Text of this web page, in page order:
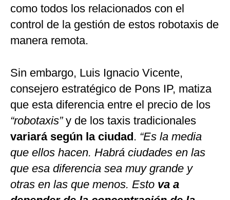
como todos los relacionados con el
control de la gestión de estos robotaxis de
manera remota.
Sin embargo, Luis Ignacio Vicente,
consejero estratégico de Pons IP, matiza
que esta diferencia entre el precio de los
“robotaxis”y de los taxis tradicionales
variará según la ciudad. “Es la media
que ellos hacen. Habrá ciudades en las
que esa diferencia sea muy grande y
otras en las que menos. Esto va a